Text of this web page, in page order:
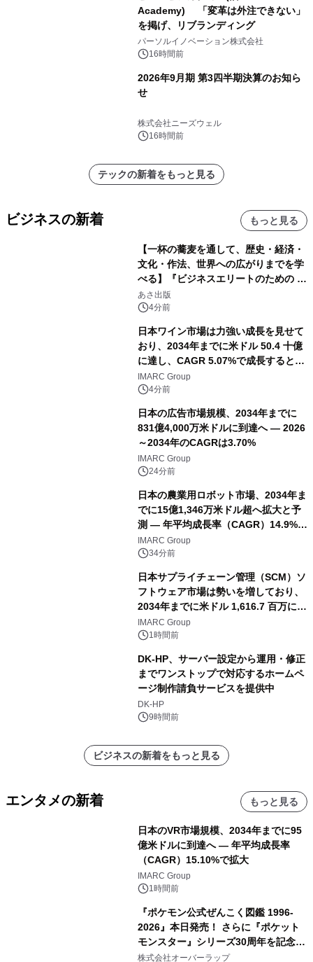
Academy) 「変革は外注できない」
を掲げ、リブランディング
パーソルイノベーション株式会社
16時間前
2026年9月期 第3四半期決算のお知ら
せ
株式会社ニーズウェル
16時間前
テックの新着をもっと見る
ビジネスの新着 もっと見る
【一杯の蕎麦を通して、歴史・経済・
文化・作法、世界への広がりまでを学
べる】『ビジネスエリートのための 教
養としての蕎麦』2026年8月25日
（火）発売
あさ出版
4分前
日本ワイン市場は力強い成長を見せて
おり、2034年までに米ドル 50.4 十億
に達し、CAGR 5.07%で成長すると予
測
IMARC Group
4分前
日本の広告市場規模、2034年までに
831億4,000万米ドルに到達へ ― 2026
～2034年のCAGRは3.70%
IMARC Group
24分前
日本の農業用ロボット市場、2034年ま
でに15億1,346万米ドル超へ拡大と予
測 ― 年平均成長率（CAGR）14.9%を
記録
IMARC Group
34分前
日本サプライチェーン管理（SCM）ソ
フトウェア市場は勢いを増しており、
2034年までに米ドル 1,616.7 百万に達
し、CAGR 3.42%で成長すると予測
IMARC Group
1時間前
DK-HP、サーバー設定から運用・修正
までワンストップで対応するホームペ
ージ制作請負サービスを提供中
DK-HP
9時間前
ビジネスの新着をもっと見る
エンタメの新着 もっと見る
日本のVR市場規模、2034年までに95
億米ドルに到達へ ― 年平均成長率
（CAGR）15.10%で拡大
IMARC Group
1時間前
『ポケモン公式ぜんこく図鑑 1996-
2026』本日発売！ さらに『ポケット
モンスター』シリーズ30周年を記念し
た画集『ポケットモンスター ビジュア
株式会社オーバーラップ